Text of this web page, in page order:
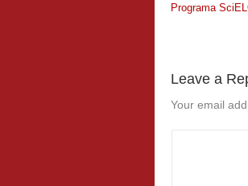
Programa
Leave a
Your email